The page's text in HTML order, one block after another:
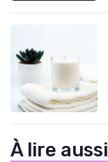
À lire aussi